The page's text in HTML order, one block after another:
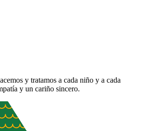
y tratamos a cada niño y a cada
y un cariño sincero.